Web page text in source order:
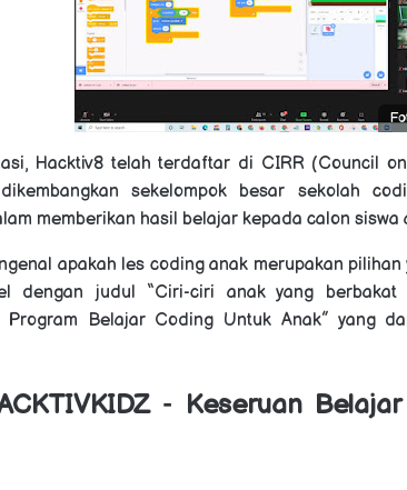
Hacktiv8 telah terdaftar di CIRR (Council
sekelompok besar sekolah
memberikan hasil belajar kepada calon siswa
apakah les coding anak merupakan
dengan judul “Ciri-ciri anak yang berbakat
Program Belajar Coding Untuk Anak” yang
- Keseruan